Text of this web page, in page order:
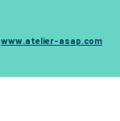
www.atelier-asap.com